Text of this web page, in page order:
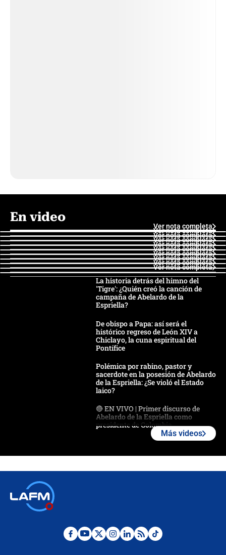
En video
Ver nota completa
Ver nota completa
Ver nota completa
Ver nota completa
Ver nota completa
Ver nota completa
Ver nota completa
Ver nota completa
Ver nota completa
Ver nota completa
La historia detrás del himno del
'Tigre': ¿Quién creó la canción de
campaña de Abelardo de la
Espriella?
De obispo a Papa: así será el
histórico regreso de León XIV a
Chiclayo, la cuna espiritual del
Pontífice
Polémica por rabino, pastor y
sacerdote en la posesión de Abelardo
de la Espriella: ¿Se violó el Estado
laico?
🔴 EN VIVO | Primer discurso de
Abelardo de la Espriella como
presidente de Colombia
Desde dermatitis hasta infecciones:
Más videos